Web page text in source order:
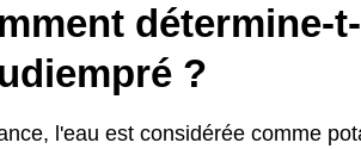
détermine-
?
l'eau est considérée comme